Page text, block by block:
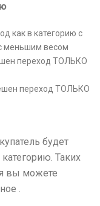
как в категорию с
меньшим весом
переход ТОЛЬКО
переход ТОЛЬКО
будет
Таких
вы можете
.